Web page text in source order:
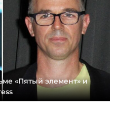
«Пятый элемент» и